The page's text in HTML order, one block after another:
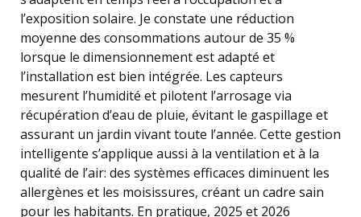
l’exposition solaire. Je constate une réduction
moyenne des consommations autour de 35 %
lorsque le dimensionnement est adapté et
l’installation est bien intégrée. Les capteurs
mesurent l’humidité et pilotent l’arrosage via
récupération d’eau de pluie, évitant le gaspillage et
assurant un jardin vivant toute l’année. Cette gestion
intelligente s’applique aussi à la ventilation et à la
qualité de l’air: des systèmes efficaces diminuent les
allergènes et les moisissures, créant un cadre sain
pour les habitants. En pratique, 2025 et 2026